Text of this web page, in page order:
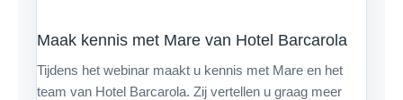
Maak kennis met Mare van Hotel Barcarola
Tijdens het webinar maakt u kennis met Mare en het
team van Hotel Barcarola. Zij vertellen u graag meer